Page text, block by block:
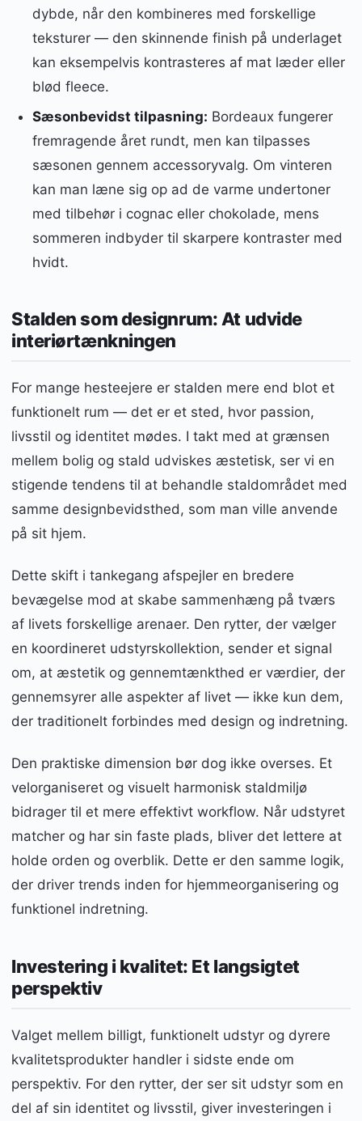
dybde, når den kombineres med forskellige
teksturer — den skinnende finish på underlaget
kan eksempelvis kontrasteres af mat læder eller
blød fleece.
Sæsonbevidst tilpasning: Bordeaux fungerer
fremragende året rundt, men kan tilpasses
sæsonen gennem accessoryvalg. Om vinteren
kan man læne sig op ad de varme undertoner
med tilbehør i cognac eller chokolade, mens
sommeren indbyder til skarpere kontraster med
hvidt.
Stalden som designrum: At udvide
interiørtænkningen
For mange hesteejere er stalden mere end blot et
funktionelt rum — det er et sted, hvor passion,
livsstil og identitet mødes. I takt med at grænsen
mellem bolig og stald udviskes æstetisk, ser vi en
stigende tendens til at behandle staldområdet med
samme designbevidsthed, som man ville anvende
på sit hjem.
Dette skift i tankegang afspejler en bredere
bevægelse mod at skabe sammenhæng på tværs
af livets forskellige arenaer. Den rytter, der vælger
en koordineret udstyrskollektion, sender et signal
om, at æstetik og gennemtænkthed er værdier, der
gennemsyrer alle aspekter af livet — ikke kun dem,
der traditionelt forbindes med design og indretning.
Den praktiske dimension bør dog ikke overses. Et
velorganiseret og visuelt harmonisk staldmiljø
bidrager til et mere effektivt workflow. Når udstyret
matcher og har sin faste plads, bliver det lettere at
holde orden og overblik. Dette er den samme logik,
der driver trends inden for hjemmeorganisering og
funktionel indretning.
Investering i kvalitet: Et langsigtet
perspektiv
Valget mellem billigt, funktionelt udstyr og dyrere
kvalitetsprodukter handler i sidste ende om
perspektiv. For den rytter, der ser sit udstyr som en
del af sin identitet og livsstil, giver investeringen i